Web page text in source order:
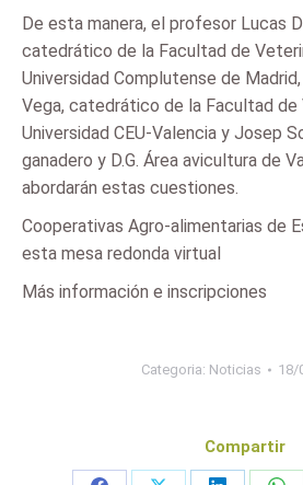
De esta manera, el profesor Lucas
catedrático de la Facultad de
Universidad Complutense de
Vega, catedrático de la Facultad de
Universidad CEU-Valencia y Josep
ganadero y D.G. Área avicultura de
abordarán estas cuestiones.
Cooperativas Agro-alimentarias de
esta mesa redonda virtual
Más información e inscripciones
Categoria: Noticias 18/
Compartir